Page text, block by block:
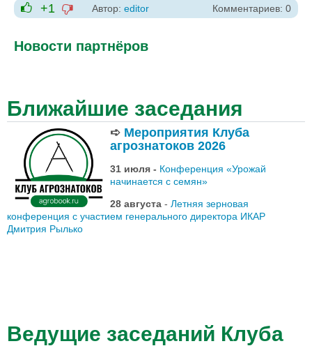
+1
+1
-1
Автор: editor Комментариев: 0
Новости партнёров
Ближайшие заседания
➪ Мероприятия Клуба
агрознатоков 2026
31 июля - Конференция «Урожай
начинается с семян»
28 августа -Летняя зерновая
конференция с участием генерального директора ИКАР
Дмитрия Рылько
Ведущие заседаний Клуба